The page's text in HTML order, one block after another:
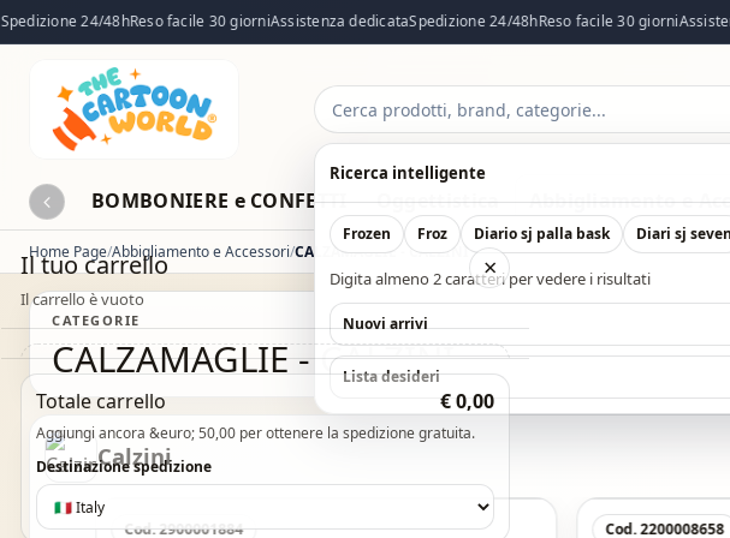
24/48hReso facile 30 giorniAssistenza dedicataSpedizione 24/48hReso facile 30 giorni
Cerca
prodotti
Ricerca intelligente
Frozen Froz Diario sj palla bask Diari sj seven
Digita almeno 2 caratteri per vedere i risultati
Nuovi arrivi
Lista desideri
BOMBONIERE e CONFETTI Oggettistica Abbigliamento e
Il tuo carrello
Il carrello è vuoto
×
Il carrello è vuoto. Esplora il catalogo e aggiungi i
prodotti che desideri.
Totale carrello € 0,00
Aggiungi ancora &euro; 50,00 per ottenere la spedizione gratuita.
Destinazione spedizione
Home Page Abbigliamento e Accessori CALZAMAGLIE - CALZINI
CATEGORIE
CALZAMAGLIE - CALZINI
Calzini
Cod. 2900001884 Cod. 2200008658